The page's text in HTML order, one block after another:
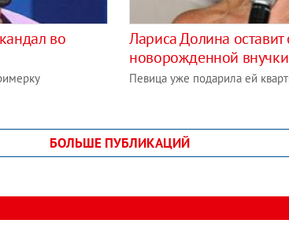
во
Лариса Долина оставит
новорожденной внучки
Певица уже подарила ей
БОЛЬШЕ ПУБЛИКАЦИЙ